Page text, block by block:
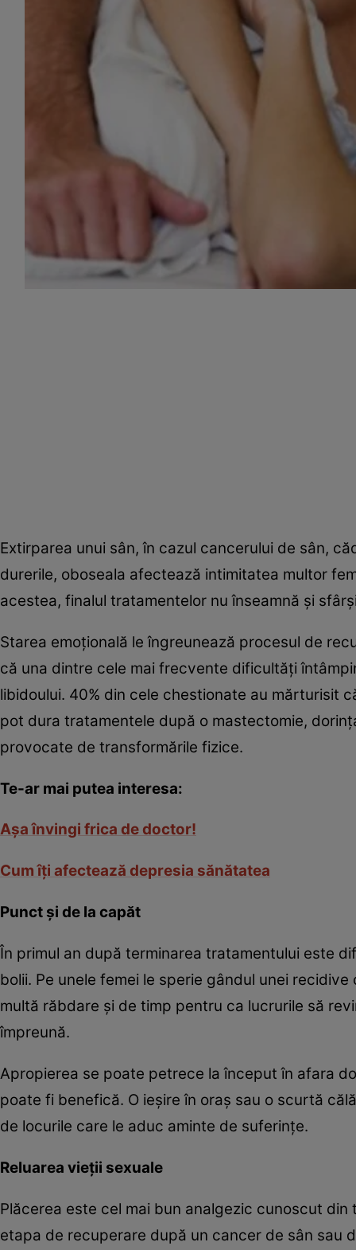
Extirparea unui sân, în cazul cancerului de sân,
durerile, oboseala afectează intimitatea multor
acestea, finalul tratamentelor nu înseamnă şi
Starea emoţională le îngreunează procesul de
că una dintre cele mai frecvente dificultăţi
libidoului. 40% din cele chestionate au mărturisit
pot dura tratamentele după o mastectomie,
provocate de transformările fizice.
Te-ar mai putea interesa:
Aşa învingi frica de doctor!
Cum îţi afectează depresia sănătatea
Punct şi de la capăt
În primul an după terminarea tratamentului este
bolii. Pe unele femei le sperie gândul unei
multă răbdare şi de timp pentru ca lucrurile să
împreună.
Apropierea se poate petrece la început în afara
poate fi benefică. O ieşire în oraş sau o scurtă
de locurile care le aduc aminte de suferinţe.
Reluarea vieţii sexuale
Plăcerea este cel mai bun analgezic cunoscut
etapa de recuperare după un cancer de sân sau